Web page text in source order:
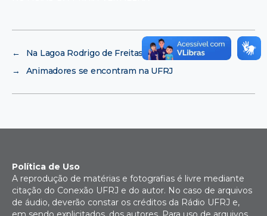
←
Na Lagoa Rodrigo de Freitas
→
Animadores se encontram na UFRJ
Política de Uso
A reprodução de matérias e fotografias é livre mediante
citação do Conexão UFRJ e do autor. No caso de arquivos
de áudio, deverão constar os créditos da Rádio UFRJ e,